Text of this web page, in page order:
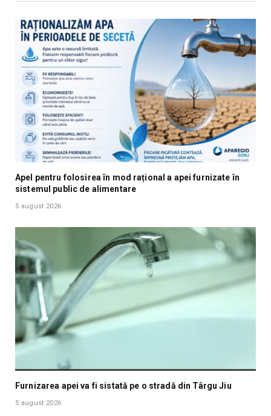
Apel pentru folosirea în mod rațional a apei furnizate în
sistemul public de alimentare
5 august 2026
Furnizarea apei va fi sistată pe o stradă din Târgu Jiu
5 august 2026